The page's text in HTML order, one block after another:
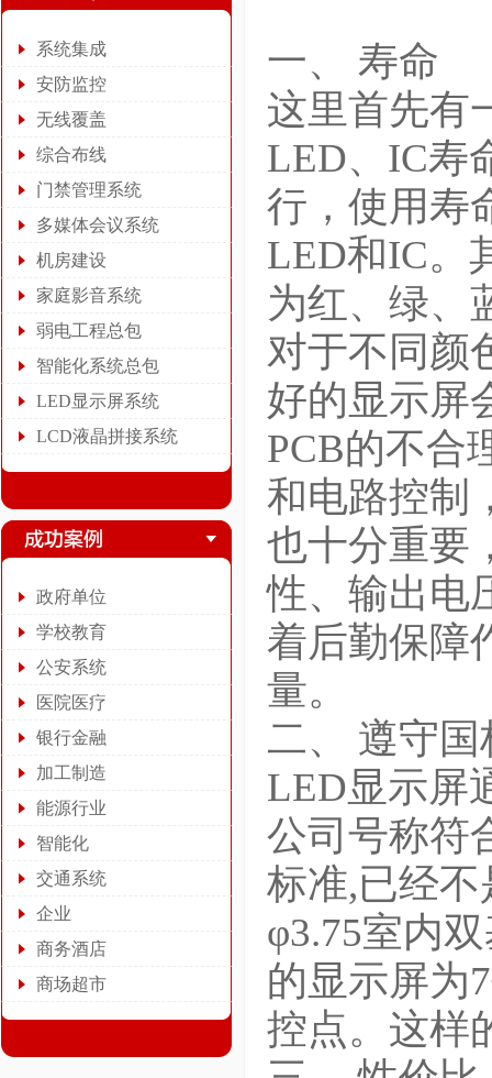
系统集成
安防监控
无线覆盖
综合布线
门禁管理系统
多媒体会议系统
机房建设
家庭影音系统
弱电工程总包
智能化系统总包
LED显示屏系统
LCD液晶拼接系统
政府单位
学校教育
公安系统
医院医疗
银行金融
加工制造
能源行业
智能化
交通系统
企业
商务酒店
商场超市
一、 寿命
这里首先有
LED、IC寿
行，使用寿
LED和IC。
为红、绿、
对于不同颜
好的显示屏
PCB的不合
和电路控制
也十分重要
性、输出电
着后勤保障
量。
二、 遵守国
LED显示屏
公司号称符
标准,已经
φ3.75室内
的显示屏为
控点。这样